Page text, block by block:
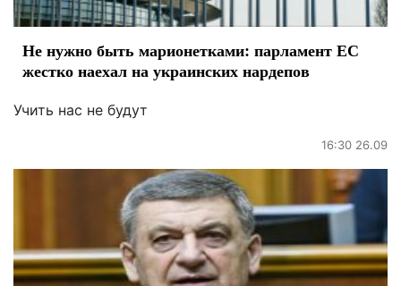
Не нужно быть марионетками: парламент ЕС
жестко наехал на украинских нардепов
Учить нас не будут
16:30 26.09